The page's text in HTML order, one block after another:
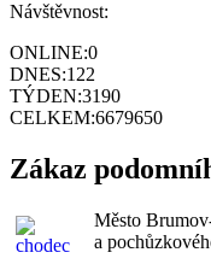
Návštěvnost:
ONLINE:0
DNES:122
TÝDEN:3190
CELKEM:6679650
Zákaz
Město
a